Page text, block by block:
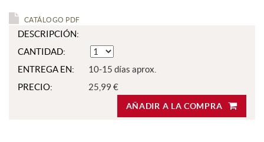
CATÁLOGO PDF
DESCRIPCIÓN:
CANTIDAD:
ENTREGA EN:
10-15 días aprox.
PRECIO:
25,99 €
AÑADIR A LA COMPRA